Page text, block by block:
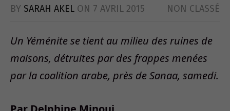
BY SARAH AKEL ON 7 AVRIL 2015 NON CLASSÉ
Un Yéménite se tient au milieu des ruines de
maisons, détruites par des frappes menées
par la coalition arabe, près de Sanaa, samedi.